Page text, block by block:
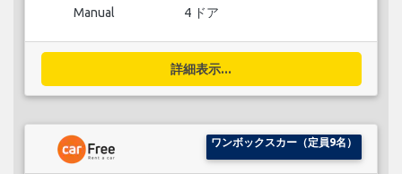
Manual 4 ドア
詳細表示...
ワンボックスカー（定員9名）